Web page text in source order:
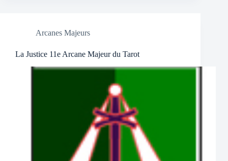
Arcanes Majeurs
La Justice 11e Arcane Majeur du Tarot